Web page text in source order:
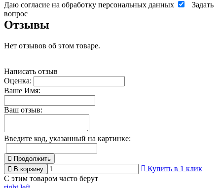
Даю согласие на обработку персональных данных
Задать
вопрос
Отзывы
Нет отзывов об этом товаре.
Написать отзыв
Оценка:
Ваше Имя:
Ваш отзыв:
Введите код, указанный на картинке:
Продолжить
В корзину
Купить в 1 клик
С этим товаром часто берут